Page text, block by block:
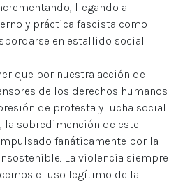
llegando a
y práctica fascista como
en estallido social.
que por nuestra acción de
de los derechos humanos.
de protesta y lucha social
la sobredimención de este
fanáticamente por la
La violencia siempre
el uso legítimo de la